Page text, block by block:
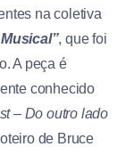
na coletiva
, que foi
A peça é
conhecido
– Do outro lado
de Bruce